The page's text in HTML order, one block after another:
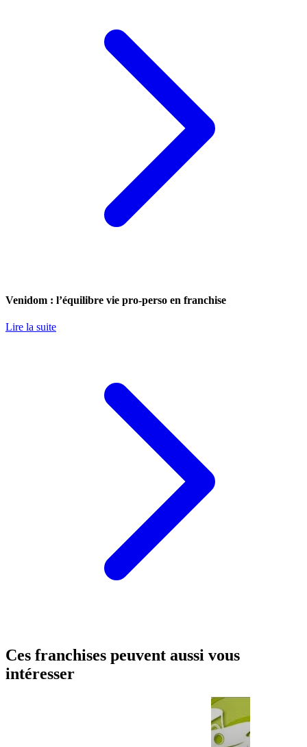
Venidom : l’équilibre vie pro-perso en franchise
Lire la suite
Ces franchises peuvent aussi vous
intéresser